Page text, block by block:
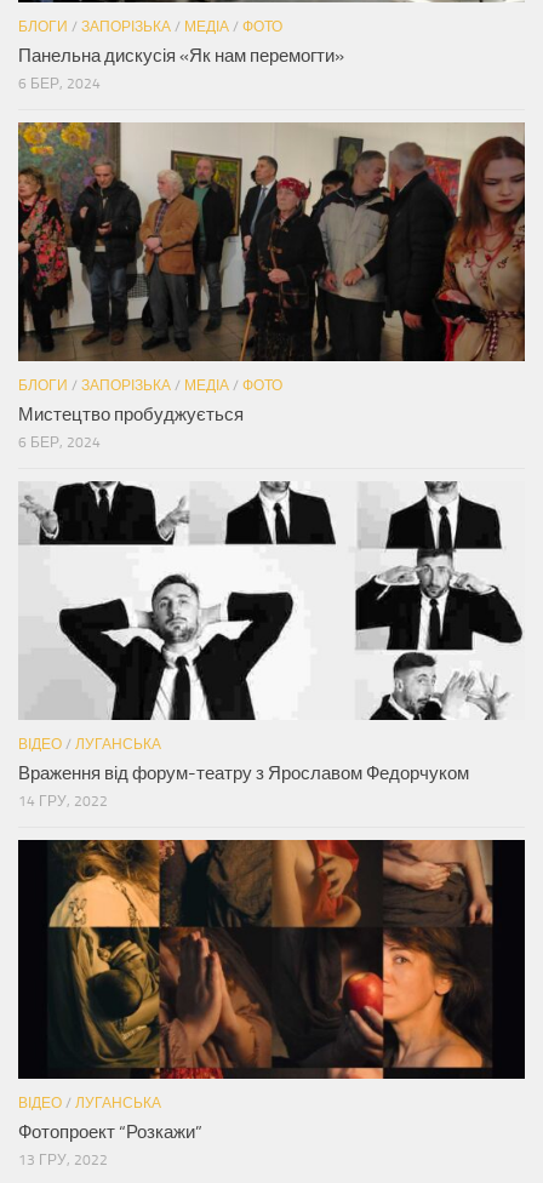
БЛОГИ / ЗАПОРІЗЬКА / МЕДІА / ФОТО
Панельна дискусія «Як нам перемогти»
6 БЕР, 2024
БЛОГИ / ЗАПОРІЗЬКА / МЕДІА / ФОТО
Мистецтво пробуджується
6 БЕР, 2024
ВІДЕО / ЛУГАНСЬКА
Враження від форум-театру з Ярославом Федорчуком
14 ГРУ, 2022
ВІДЕО / ЛУГАНСЬКА
Фотопроект “Розкажи”
13 ГРУ, 2022